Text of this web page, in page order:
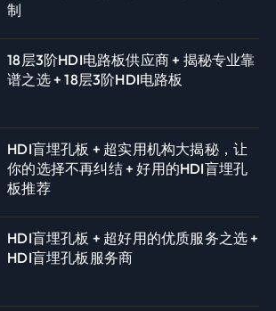
制
18层3阶HDI电路板供应商 + 揭秘专业靠
谱之选 + 18层3阶HDI电路板
HDI盲埋孔板 + 超实用机构大揭秘，让
你的选择不再纠结 + 好用的HDI盲埋孔
板推荐
HDI盲埋孔板 + 超好用的优质服务之选 +
HDI盲埋孔板服务商